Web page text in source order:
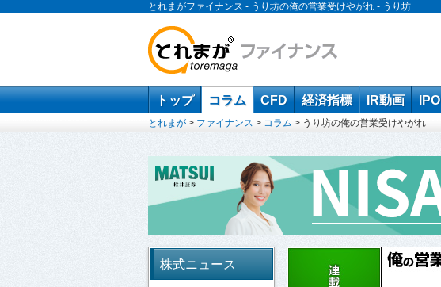
とれまがファイナンス - うり坊の俺の営業受けやがれ - うり坊
トップ コラム CFD 経済指標 IR動画 IPO
とれまが > ファイナンス > コラム > うり坊の俺の営業受けやがれ
株式ニュース